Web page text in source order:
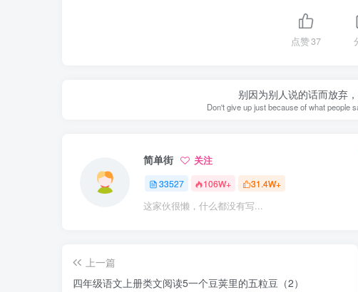
点赞37
别因为别人说的话而放弃
Don't give up just because of what people
简单街 关注
33527 106W+ 31.4W+
这家伙很懒，什么都没有写...
上一篇
四年级语文上册类文阅读5一个豆荚里的五粒豆（2）